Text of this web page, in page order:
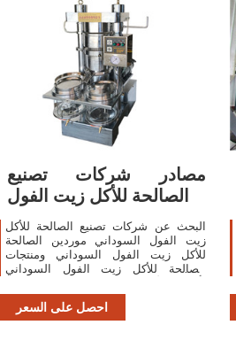
مصادر شركات تصنيع
الصالحة للأكل زيت الفول
البحث عن شركات تصنيع الصالحة للأكل
زيت الفول السوداني موردين الصالحة
للأكل زيت الفول السوداني ومنتجات
الصالحة للأكل زيت الفول السوداني
احصل على السعر